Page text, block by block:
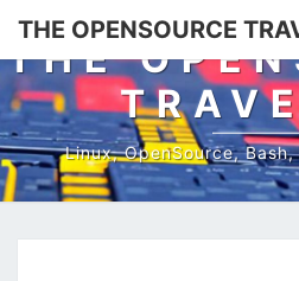
Skip
content
THE OPENSOURCE
THE
Linux, OpenSource,